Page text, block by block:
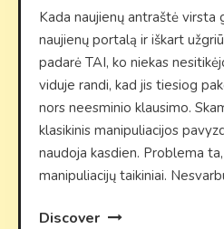
Kada naujienų antraštė virsta
naujienų portalą ir iškart
padarė TAI, ko niekas
viduje randi, kad jis tiesiog
nors neesminio klausimo.
klasikinis manipuliacijos
naudoja kasdien. Problema
manipuliacijų taikiniai.
Discover